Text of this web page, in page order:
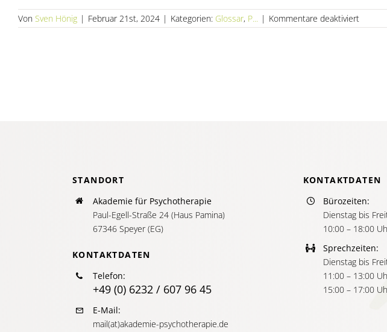
Von Sven Hönig | Februar 21st, 2024 | Kategorien: Glossar, P... | Kommentare deaktiviertfür
STANDORT
Akademie für Psychotherapie
Paul-Egell-Straße 24 (Haus Pamina)
67346 Speyer (EG)
KONTAKTDATEN
Telefon:
+49 (0) 6232 / 607 96 45
E-Mail:
mail(at)akademie-psychotherapie.de
KONTAKTDATEN
Bürozeiten:
Dienstag bis
10:00 – 18:00
Sprechzeiten:
Dienstag bis
11:00 – 13:00
15:00 – 17:00